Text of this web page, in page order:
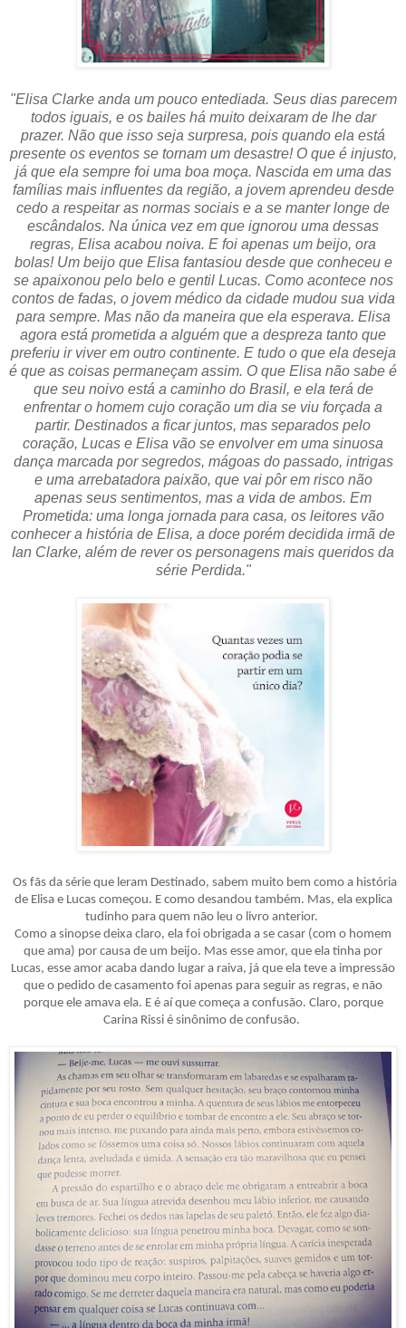
"Elisa Clarke anda um pouco entediada. Seus dias parecem
todos iguais, e os bailes há muito deixaram de lhe dar
prazer. Não que isso seja surpresa, pois quando ela está
presente os eventos se tornam um desastre! O que é injusto,
já que ela sempre foi uma boa moça. Nascida em uma das
famílias mais influentes da região, a jovem aprendeu desde
cedo a respeitar as normas sociais e a se manter longe de
escândalos. Na única vez em que ignorou uma dessas
regras, Elisa acabou noiva. E foi apenas um beijo, ora
bolas! Um beijo que Elisa fantasiou desde que conheceu e
se apaixonou pelo belo e gentil Lucas. Como acontece nos
contos de fadas, o jovem médico da cidade mudou sua vida
para sempre. Mas não da maneira que ela esperava. Elisa
agora está prometida a alguém que a despreza tanto que
preferiu ir viver em outro continente. E tudo o que ela deseja
é que as coisas permaneçam assim. O que Elisa não sabe é
que seu noivo está a caminho do Brasil, e ela terá de
enfrentar o homem cujo coração um dia se viu forçada a
partir. Destinados a ficar juntos, mas separados pelo
coração, Lucas e Elisa vão se envolver em uma sinuosa
dança marcada por segredos, mágoas do passado, intrigas
e uma arrebatadora paixão, que vai pôr em risco não
apenas seus sentimentos, mas a vida de ambos. Em
Prometida: uma longa jornada para casa, os leitores vão
conhecer a história de Elisa, a doce porém decidida irmã de
Ian Clarke, além de rever os personagens mais queridos da
série Perdida."
Os fãs da série que leram Destinado, sabem muito bem como a história
de Elisa e Lucas começou. E como desandou também. Mas, ela explica
tudinho para quem não leu o livro anterior.
Como a sinopse deixa claro, ela foi obrigada a se casar (com o homem
que ama) por causa de um beijo. Mas esse amor, que ela tinha por
Lucas, esse amor acaba dando lugar a raiva, já que ela teve a impressão
que o pedido de casamento foi apenas para seguir as regras, e não
porque ele amava ela. E é aí que começa a confusão. Claro, porque
Carina Rissi é sinônimo de confusão.